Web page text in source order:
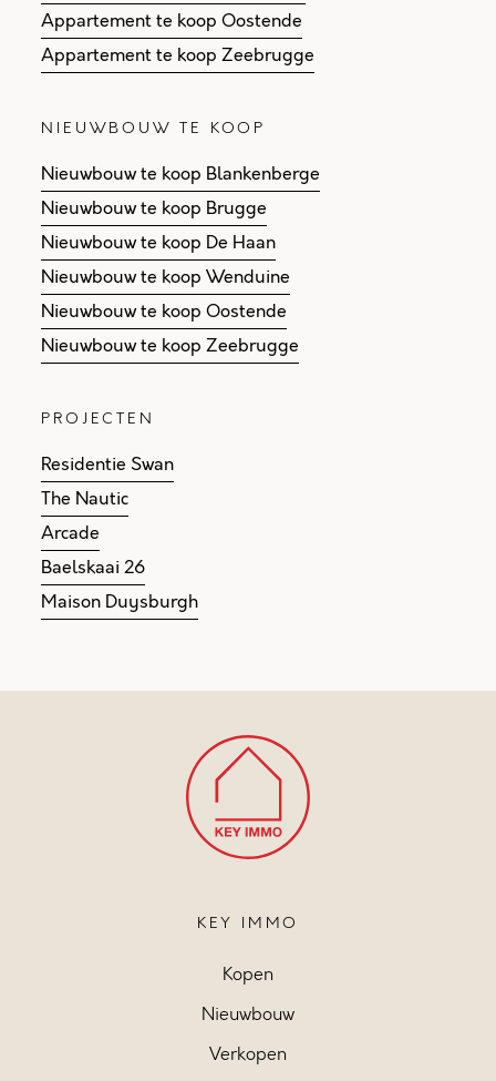
Appartement te koop Oostende
Appartement te koop Zeebrugge
NIEUWBOUW TE KOOP
Nieuwbouw te koop Blankenberge
Nieuwbouw te koop Brugge
Nieuwbouw te koop De Haan
Nieuwbouw te koop Wenduine
Nieuwbouw te koop Oostende
Nieuwbouw te koop Zeebrugge
PROJECTEN
Residentie Swan
The Nautic
Arcade
Baelskaai 26
Maison Duysburgh
KEY IMMO
Kopen
Nieuwbouw
Verkopen